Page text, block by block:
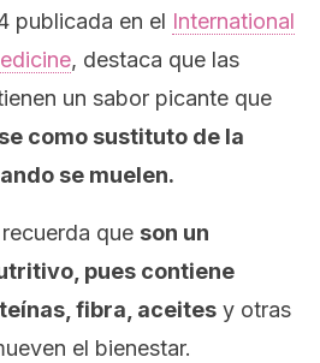
publicada en el International
, destaca que las
un sabor picante que
como sustituto de la
se muelen.
que son un
pues contiene
fibra, aceites y otras
el bienestar.